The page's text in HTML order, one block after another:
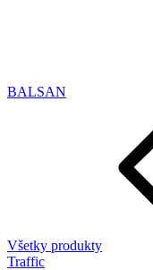
BALSAN
Všetky produkty
Traffic